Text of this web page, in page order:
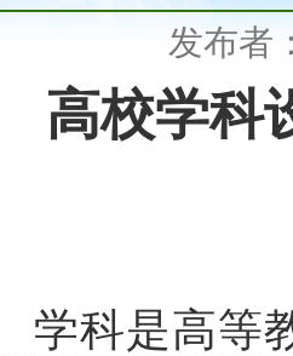
发布者
高校学科
学科是高等